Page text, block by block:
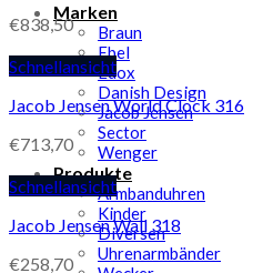
Marken
Braun
Ebel
Edox
Danish Design
Jacob Jensen
Sector
Wenger
Produkte
Armbanduhren
Kinder
Diversen
Uhrenarmbänder
€838,50
Schnellansicht
Jacob Jensen World Clock 316
€713,70
Schnellansicht
Jacob Jensen Wall 318
€258,70